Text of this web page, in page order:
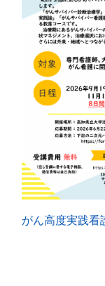
がん高度実践看